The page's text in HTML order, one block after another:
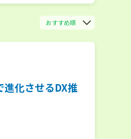
おすすめ順
化させるDX推